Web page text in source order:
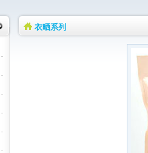
衣晒系列